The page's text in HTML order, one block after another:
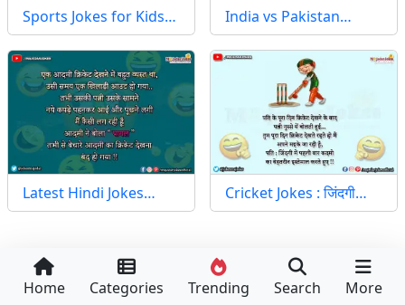
Home Categories Trending Search More
Sports Jokes for Kids… India vs Pakistan…
Latest Hindi Jokes… Cricket Jokes : जिंदगी…